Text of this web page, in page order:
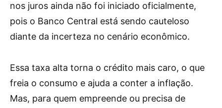
nos juros ainda não foi iniciado oficialmente,
pois o Banco Central está sendo cauteloso
diante da incerteza no cenário econômico.
Essa taxa alta torna o crédito mais caro, o que
freia o consumo e ajuda a conter a inflação.
Mas, para quem empreende ou precisa de